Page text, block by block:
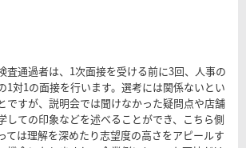
査通過者は、1次面接を受ける前に3回、人事の
1対1の面接を行います。選考には関係ないとい
ですが、説明会では聞けなかった疑問点や店舗
しての印象などを述べることができ、こちら側
ては理解を深めたり志望度の高さをアピールす